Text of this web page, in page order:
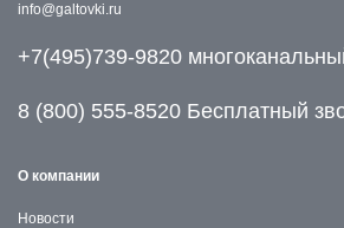
info@galtovki.ru
+7(495)739-9820
8 (800) 555-8520 Бесплатный
О компании
Новости